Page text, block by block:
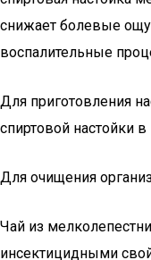
снижает болевые
воспалительные
Для приготовления
спиртовой настойки
Для очищения
Чай из
инсектицидными